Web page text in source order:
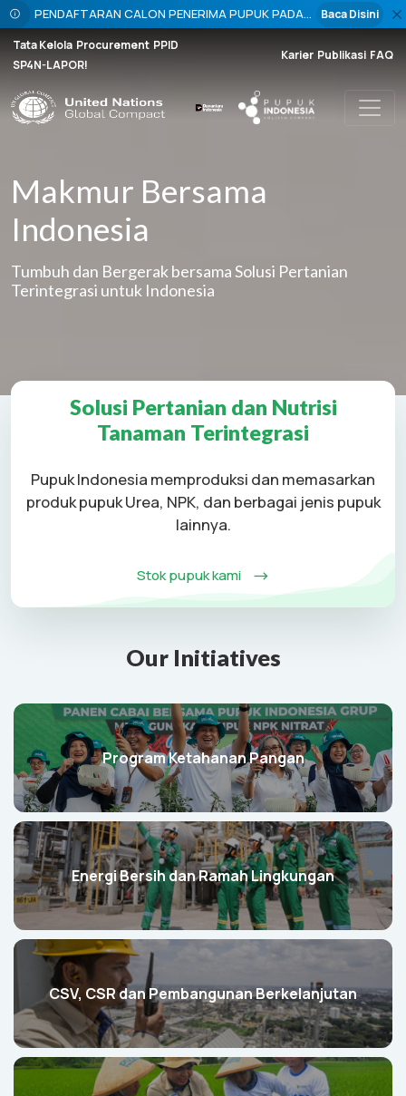
PENDAFTARAN CALON PENERIMA PUPUK PADA
TITIK SERAH (PPTS) PUPUK BERSUBSIDI
PERIODE PENYALURAN TAHUN 2026 DIBUKA
BULAN OKTOBER 2025
Baca Disini
Tata Kelola Procurement PPID
SP4N-LAPOR!
Karier Publikasi FAQ
Makmur Bersama
Indonesia
Tumbuh dan Bergerak bersama Solusi Pertanian
Terintegrasi untuk Indonesia
Solusi Pertanian dan Nutrisi
Tanaman Terintegrasi
Pupuk Indonesia memproduksi dan memasarkan
produk pupuk Urea, NPK, dan berbagai jenis pupuk
lainnya.
Stok pupuk kami
Our Initiatives
Program Ketahanan Pangan
Energi Bersih dan Ramah Lingkungan
CSV, CSR dan Pembangunan Berkelanjutan